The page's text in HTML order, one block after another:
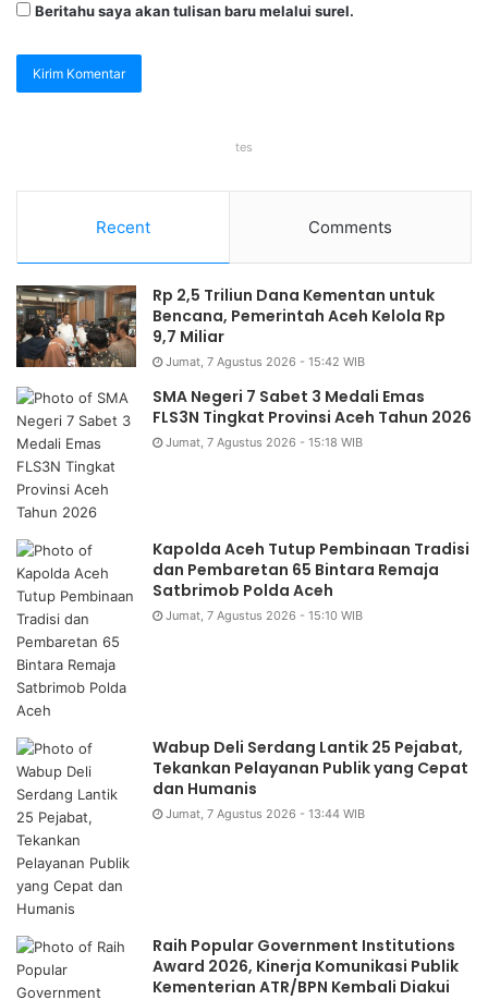
Beritahu saya akan tulisan baru melalui surel.
tes
Recent Comments
Rp 2,5 Triliun Dana Kementan untuk
Bencana, Pemerintah Aceh Kelola Rp
9,7 Miliar
Jumat, 7 Agustus 2026 - 15:42 WIB
SMA Negeri 7 Sabet 3 Medali Emas
FLS3N Tingkat Provinsi Aceh Tahun 2026
Jumat, 7 Agustus 2026 - 15:18 WIB
Kapolda Aceh Tutup Pembinaan Tradisi
dan Pembaretan 65 Bintara Remaja
Satbrimob Polda Aceh
Jumat, 7 Agustus 2026 - 15:10 WIB
Wabup Deli Serdang Lantik 25 Pejabat,
Tekankan Pelayanan Publik yang Cepat
dan Humanis
Jumat, 7 Agustus 2026 - 13:44 WIB
Raih Popular Government Institutions
Award 2026, Kinerja Komunikasi Publik
Kementerian ATR/BPN Kembali Diakui